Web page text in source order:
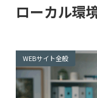
ローカル環
WEBサイト全般